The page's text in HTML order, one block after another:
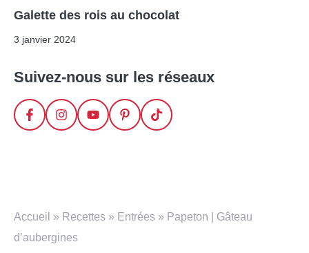
Galette des rois au chocolat
3 janvier 2024
Suivez-nous sur les réseaux
Accueil » Recettes » Entrées » Papeton | Gâteau
d’aubergines